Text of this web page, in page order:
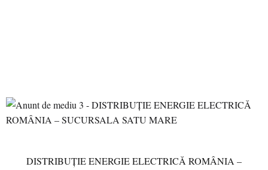
DISTRIBUȚIE ENERGIE ELECTRICĂ ROMÂNIA –